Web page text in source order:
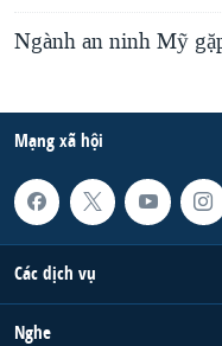
Ngành an ninh Mỹ
Mạng xã hội
Các dịch vụ
Nghe